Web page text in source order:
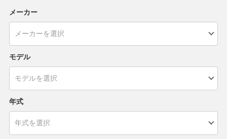
メーカー
モデル
年式